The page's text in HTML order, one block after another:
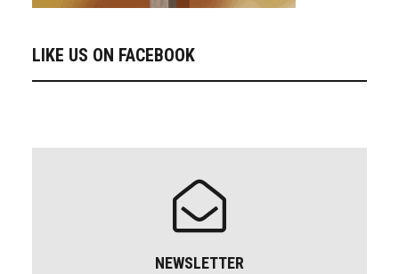
LIKE US ON FACEBOOK
NEWSLETTER